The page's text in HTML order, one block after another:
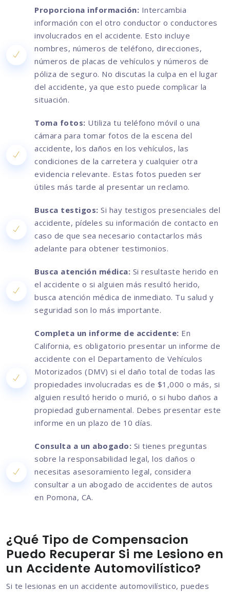
Proporciona información: Intercambia
información con el otro conductor o conductores
involucrados en el accidente. Esto incluye
nombres, números de teléfono, direcciones,
números de placas de vehículos y números de
póliza de seguro. No discutas la culpa en el lugar
del accidente, ya que esto puede complicar la
situación.
Toma fotos: Utiliza tu teléfono móvil o una
cámara para tomar fotos de la escena del
accidente, los daños en los vehículos, las
condiciones de la carretera y cualquier otra
evidencia relevante. Estas fotos pueden ser
útiles más tarde al presentar un reclamo.
Busca testigos: Si hay testigos presenciales del
accidente, pídeles su información de contacto en
caso de que sea necesario contactarlos más
adelante para obtener testimonios.
Busca atención médica: Si resultaste herido en
el accidente o si alguien más resultó herido,
busca atención médica de inmediato. Tu salud y
seguridad son lo más importante.
Completa un informe de accidente: En
California, es obligatorio presentar un informe de
accidente con el Departamento de Vehículos
Motorizados (DMV) si el daño total de todas las
propiedades involucradas es de $1,000 o más, si
alguien resultó herido o murió, o si hubo daños a
propiedad gubernamental. Debes presentar este
informe en un plazo de 10 días.
Consulta a un abogado: Si tienes preguntas
sobre la responsabilidad legal, los daños o
necesitas asesoramiento legal, considera
consultar a un abogado de accidentes de autos
en Pomona, CA.
¿Qué Tipo de Compensacion
Puedo Recuperar Si me Lesiono en
un Accidente Automovilístico?
Si te lesionas en un accidente automovilístico, puedes